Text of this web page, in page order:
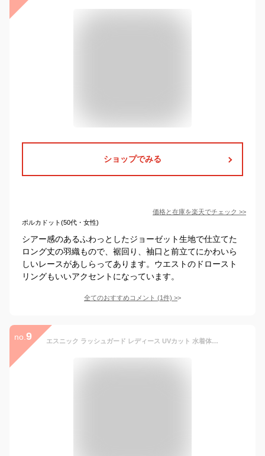
ショップでみる
価格と在庫を楽天でチェック >>
ポルカドット(50代・女性)
シアー感のあるふわっとしたジョーゼット生地で仕立てた
ロング丈の羽織もので、裾回り、袖口と前立てにかわいら
しいレースがあしらってあります。ウエストのドロースト
リングもいいアクセントになっています。
全てのおすすめコメント (1件) >
no. 9 エスニック ラッシュガード レディース UVカット 水着体型カバー カーディガン ガウン 日焼け止め服 リゾート 羽織り 体型カバー アウター 紫外線対策